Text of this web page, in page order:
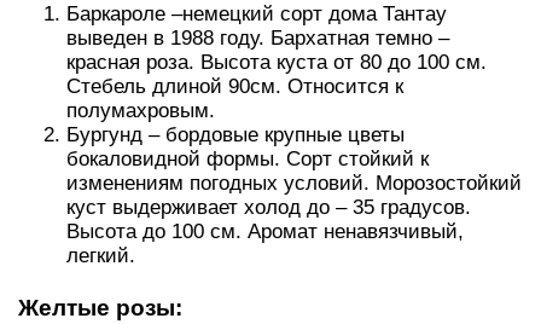
Баркароле –немецкий сорт дома Тантау
выведен в 1988 году. Бархатная темно –
красная роза. Высота куста от 80 до 100 см.
Стебель длиной 90см. Относится к
полумахровым.
Бургунд – бордовые крупные цветы
бокаловидной формы. Сорт стойкий к
изменениям погодных условий. Морозостойкий
куст выдерживает холод до – 35 градусов.
Высота до 100 см. Аромат ненавязчивый,
легкий.
Желтые розы: